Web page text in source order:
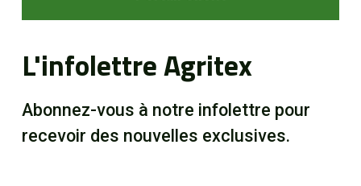
L'infolettre Agritex
Abonnez-vous à notre infolettre pour
recevoir des nouvelles exclusives.